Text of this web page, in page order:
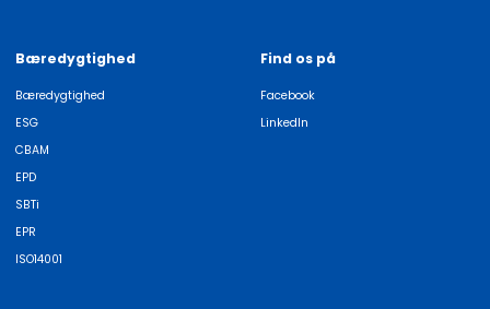
Bæredygtighed
Bæredygtighed
ESG
CBAM
EPD
SBTi
EPR
ISO14001
Find os på
Facebook
LinkedIn